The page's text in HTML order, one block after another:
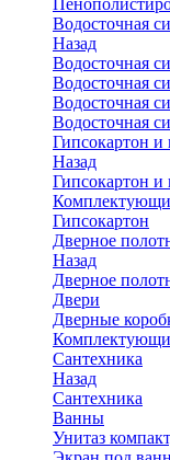
Водосточная
Назад
Водосточная
Водосточная
Водосточная
Водосточная
Гипсокартон
Назад
Гипсокартон
Гипсокартон
Дверное
Назад
Дверное
Двери
Дверные
Сантехника
Назад
Сантехника
Ванны
Унитаз